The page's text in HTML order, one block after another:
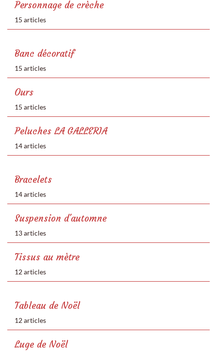
Personnage de crèche
15 articles
Banc décoratif
15 articles
Ours
15 articles
Peluches LA GALLERIA
14 articles
Bracelets
14 articles
Suspension d'automne
13 articles
Tissus au mètre
12 articles
Tableau de Noël
12 articles
Luge de Noël